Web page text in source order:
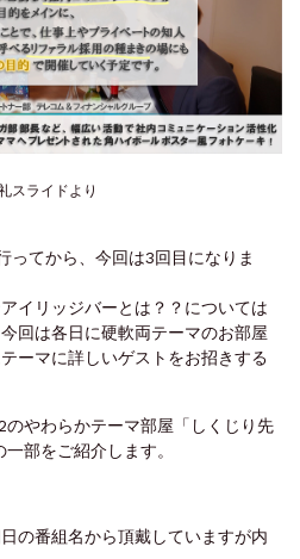
スライドより
ってから、今回は3回目になりま
イリッジバーとは？？については
回は各日に硬軟両テーマのお部屋
ーマに詳しいゲストをお招きする
やわらかテーマ部屋「しくじり先
部をご紹介します。
の番組名から頂戴していますが内